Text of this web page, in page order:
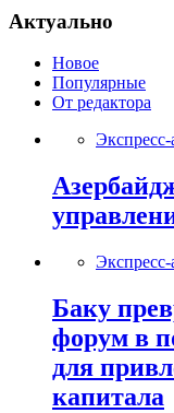
Актуально
Новое
Популярные
От редактора
Экспресс-
Экспресс-
Баку
форум в
для
капитала